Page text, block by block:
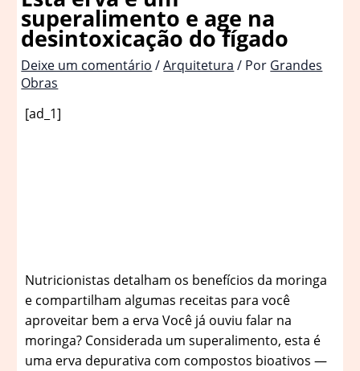
superalimento e age na
desintoxicação do fígado
Deixe um comentário /Arquitetura / Por Grandes
Obras
[ad_1]
Nutricionistas detalham os benefícios da moringa
e compartilham algumas receitas para você
aproveitar bem a erva Você já ouviu falar na
moringa? Considerada um superalimento, esta é
uma erva depurativa com compostos bioativos —